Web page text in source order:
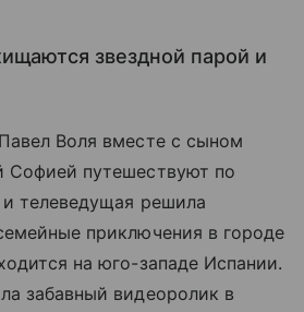
звездной парой и
Воля вместе с сыном
Софией путешествуют по
телеведущая решила
приключения в городе
на юго-западе Испании.
забавный видеоролик в